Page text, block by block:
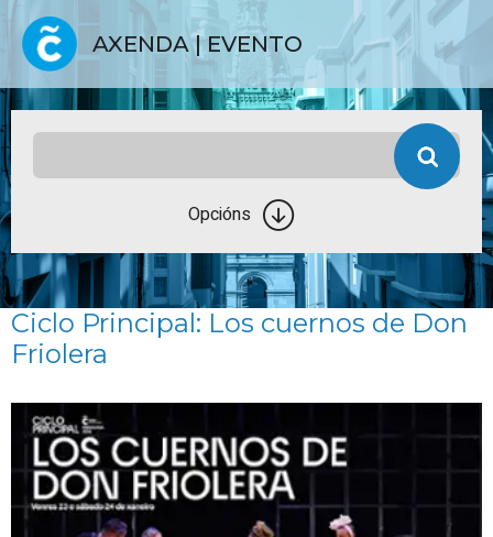
AXENDA | EVENTO
Opcións
Ciclo Principal: Los cuernos de Don
Friolera